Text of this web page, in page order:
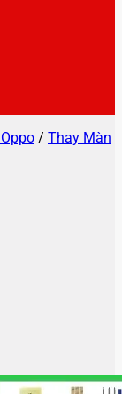
/ Thay Màn